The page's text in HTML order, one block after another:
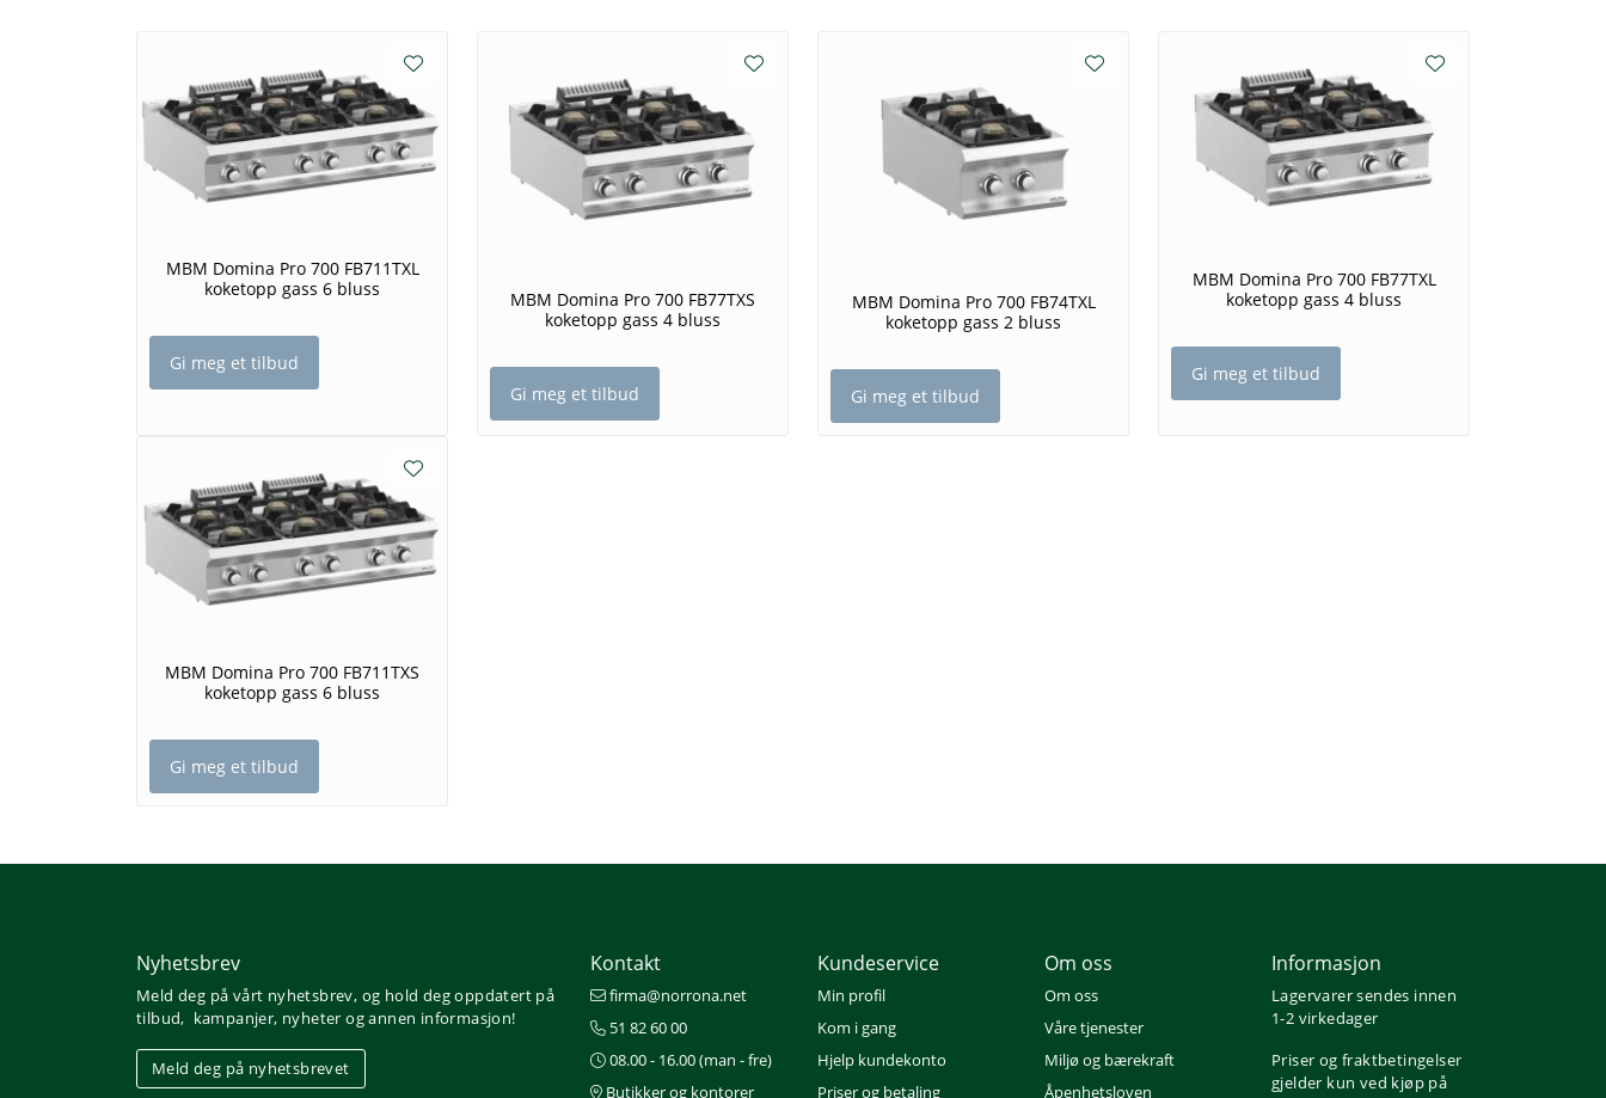
MBM Domina Pro 700 FB711TXL
koketopp gass 6 bluss
Gi meg et tilbud
MBM Domina Pro 700 FB77TXS
koketopp gass 4 bluss
Gi meg et tilbud
MBM Domina Pro 700 FB74TXL
koketopp gass 2 bluss
Gi meg et tilbud
MBM Domina Pro 700 FB77TXL
koketopp gass 4 bluss
Gi meg et tilbud
MBM Domina Pro 700 FB711TXS
koketopp gass 6 bluss
Gi meg et tilbud
Nyhetsbrev
Meld deg på vårt nyhetsbrev, og hold deg oppdatert på
tilbud, kampanjer, nyheter og annen informasjon!
Meld deg på nyhetsbrevet
Kontakt
firma@norrona.net
51 82 60 00
08.00 - 16.00 (man - fre)
Butikker og kontorer
Kundeservice
Min profil
Kom i gang
Hjelp kundekonto
Priser og betaling
Om oss
Om oss
Våre tjenester
Miljø og bærekraft
Åpenhetsloven
Informasjon
Lagervarer sendes innen
1-2 virkedager
Priser og fraktbetingelser
gjelder kun ved kjøp på